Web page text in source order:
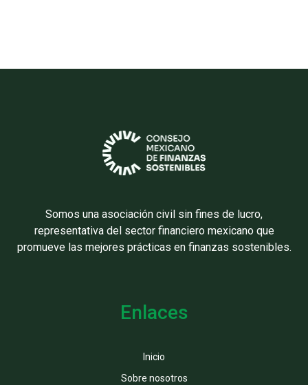
Somos una asociación civil sin fines de lucro,
representativa del sector financiero mexicano que
promueve las mejores prácticas en finanzas sostenibles.
Enlaces
Inicio
Sobre nosotros